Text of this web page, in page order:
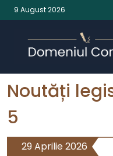
9 August 2026
Noutăți
5
29 Aprilie 2026